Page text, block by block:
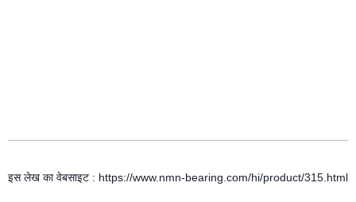
इस लेख का वेबसाइट : https://www.nmn-bearing.com/hi/product/315.html